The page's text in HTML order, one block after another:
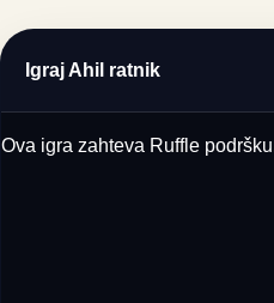
Igraj Ahil ratnik
Ova igra zahteva Ruffle